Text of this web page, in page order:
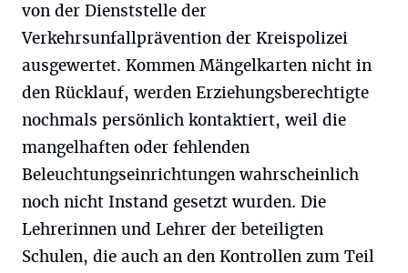
von der Dienststelle der
Verkehrsunfallprävention der Kreispolizei
ausgewertet. Kommen Mängelkarten nicht in
den Rücklauf, werden Erziehungsberechtigte
nochmals persönlich kontaktiert, weil die
mangelhaften oder fehlenden
Beleuchtungseinrichtungen wahrscheinlich
noch nicht Instand gesetzt wurden. Die
Lehrerinnen und Lehrer der beteiligten
Schulen, die auch an den Kontrollen zum Teil